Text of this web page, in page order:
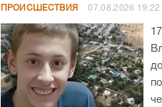
ПРОИСШЕСТВИЯ 07.08.2026 19:22